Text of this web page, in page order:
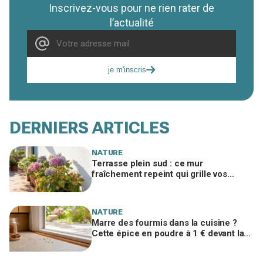
Inscrivez-vous pour ne rien rater de
l’actualité
je m'inscris
DERNIERS ARTICLES
NATURE
Terrasse plein sud : ce mur
fraîchement repeint qui grille vos
NATURE
Marre des fourmis dans la cuisine ?
Cette épice en poudre à 1 € devant la